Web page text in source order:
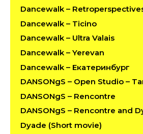
Dancewalk –
Dancewalk – Ticino
Dancewalk – Ultra Valais
Dancewalk – Yerevan
Dancewalk – Екатеринбург
DANSONgS – Open Studio –
DANSONgS – Rencontre
DANSONgS – Rencontre and
Dyade (Short movie)